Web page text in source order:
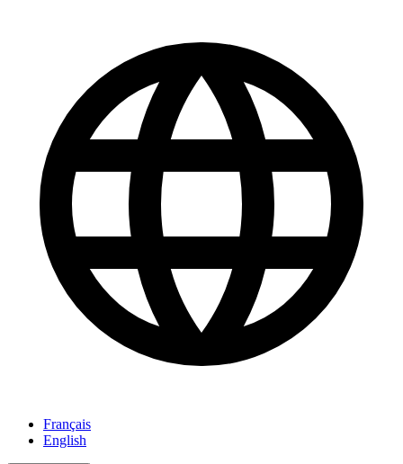
Français
English